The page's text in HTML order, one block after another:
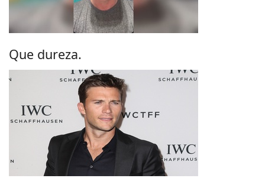
Que dureza.